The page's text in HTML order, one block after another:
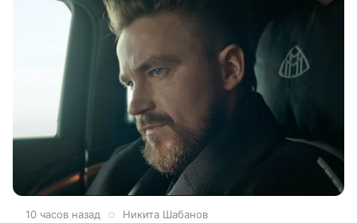
10 часов назад Никита Шабанов